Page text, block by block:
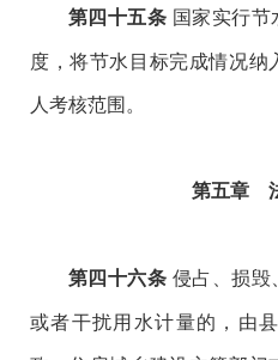
第四十五条 国家实行
度，将节水目标完成情况
人考核范围。
第五章
第四十六条 侵占、损毁
或者干扰用水计量的，由